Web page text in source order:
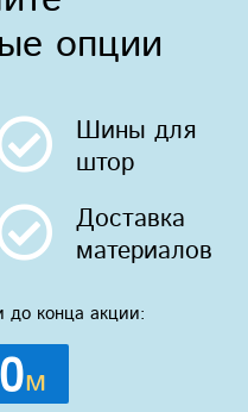
опции
Шины для
штор
Доставка
материалов
до конца акции:
0м